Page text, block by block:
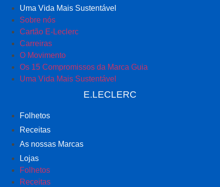
Uma Vida Mais Sustentável
Sobre nós
Cartão E-Leclerc
Carreiras
O Movimento
Os 15 Compromissos da Marca Guia
Uma Vida Mais Sustentável
E.LECLERC
Folhetos
Receitas
As nossas Marcas
Lojas
Folhetos
Receitas